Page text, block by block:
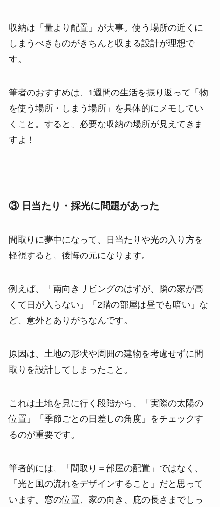
収納は「量より配置」が大事。使う場所の近くに
しまうべきものがきちんと収まる設計が理想で
す。
筆者のおすすめは、1週間の生活を振り返って「物
を使う場所・しまう場所」を具体的にメモしてい
くこと。すると、必要な収納の場所が見えてきま
すよ！
③ 日当たり・採光に問題があった
間取りに夢中になって、日当たりや光の入り方を
軽視すると、後悔の元になります。
例えば、「南向きリビングのはずが、隣の家が高
くて日が入らない」「2階の部屋は昼でも暗い」な
ど、意外とありがちなんです。
原因は、土地の形状や周囲の建物を考慮せずに間
取りを設計してしまったこと。
これは土地を見に行く段階から、「実際の太陽の
位置」「季節ごとの日差しの角度」をチェックす
るのが重要です。
筆者的には、「間取り＝部屋の配置」ではなく、
「光と風の流れをデザインすること」だと思って
います。窓の位置、家の向き、庇の長さまでしっ